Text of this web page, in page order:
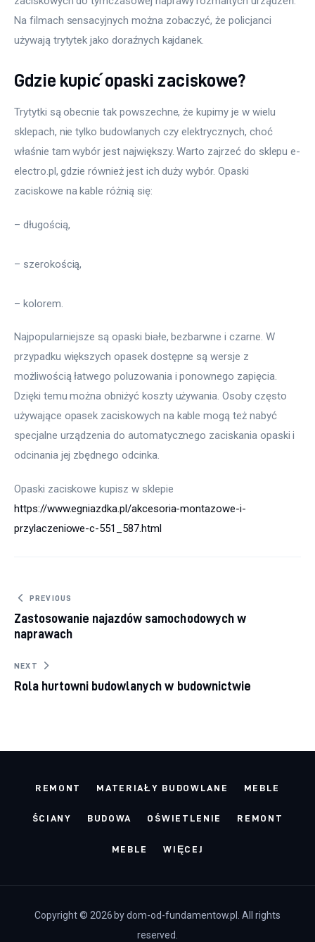
Na filmach sensacyjnych można zobaczyć, że policjanci
używają trytytek jako doraźnych kajdanek.
Gdzie kupić opaski zaciskowe?
Trytytki są obecnie tak powszechne, że kupimy je w wielu
sklepach, nie tylko budowlanych czy elektrycznych, choć
właśnie tam wybór jest największy. Warto zajrzeć do sklepu e-
electro.pl, gdzie również jest ich duży wybór. Opaski
zaciskowe na kable różnią się:
– długością,
– szerokością,
– kolorem.
Najpopularniejsze są opaski białe, bezbarwne i czarne. W
przypadku większych opasek dostępne są wersje z
możliwością łatwego poluzowania i ponownego zapięcia.
Dzięki temu można obniżyć koszty używania. Osoby często
używające opasek zaciskowych na kable mogą też nabyć
specjalne urządzenia do automatycznego zaciskania opaski i
odcinania jej zbędnego odcinka.
Opaski zaciskowe kupisz w sklepie
https://www.egniazdka.pl/akcesoria-montazowe-i-
przylaczeniowe-c-551_587.html
Nawigacja
wpisu
PREVIOUS
Zastosowanie najazdów samochodowych w
naprawach
NEXT
Rola hurtowni budowlanych w budownictwie
REMONT MATERIAŁY BUDOWLANE MEBLE
ŚCIANY BUDOWA OŚWIETLENIE REMONT
MEBLE WIĘCEJ
Copyright © 2026 by dom-od-fundamentow.pl. All rights
reserved.